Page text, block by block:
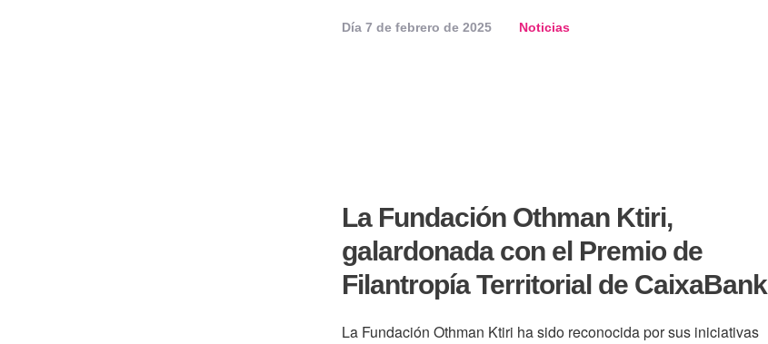
Día 7 de febrero de 2025 Noticias
La Fundación Othman Ktiri,
galardonada con el Premio de
Filantropía Territorial de CaixaBank
La Fundación Othman Ktiri ha sido reconocida por sus iniciativas